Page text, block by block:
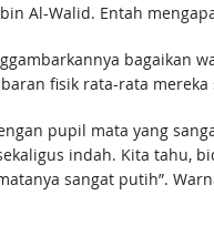
Al-Walid. Entah
bagaikan
pupil mata yang
indah. Kita tahu,
sangat putih”.